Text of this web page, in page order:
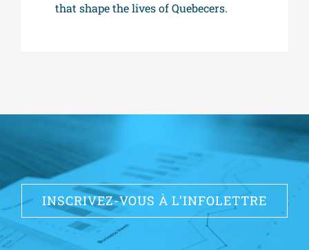
that shape the lives of Quebecers.
INSCRIVEZ-VOUS À L’INFOLETTRE